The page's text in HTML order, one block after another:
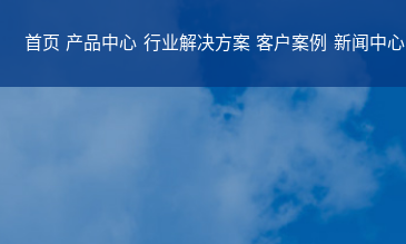
首页 产品中心 行业解决方案 客户案例 新闻中心